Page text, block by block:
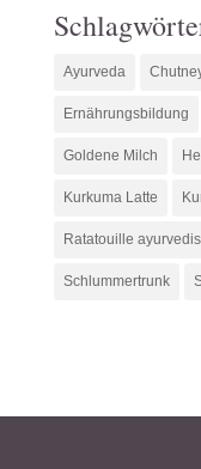
Ayurveda
Ernährungsbildung
Goldene Milch
Kurkuma Latte
Ratatouille
Schlummertrunk